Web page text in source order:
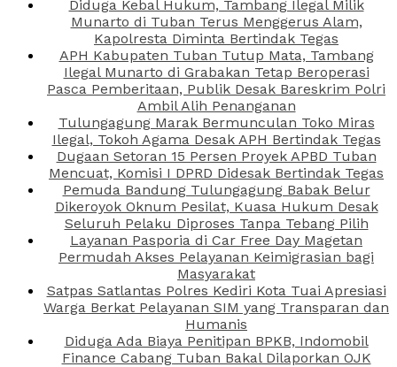
Diduga Kebal Hukum, Tambang Ilegal Milik
Munarto di Tuban Terus Menggerus Alam,
Kapolresta Diminta Bertindak Tegas
APH Kabupaten Tuban Tutup Mata, Tambang
Ilegal Munarto di Grabakan Tetap Beroperasi
Pasca Pemberitaan, Publik Desak Bareskrim Polri
Ambil Alih Penanganan
Tulungagung Marak Bermunculan Toko Miras
Ilegal, Tokoh Agama Desak APH Bertindak Tegas
Dugaan Setoran 15 Persen Proyek APBD Tuban
Mencuat, Komisi I DPRD Didesak Bertindak Tegas
Pemuda Bandung Tulungagung Babak Belur
Dikeroyok Oknum Pesilat, Kuasa Hukum Desak
Seluruh Pelaku Diproses Tanpa Tebang Pilih
Layanan Pasporia di Car Free Day Magetan
Permudah Akses Pelayanan Keimigrasian bagi
Masyarakat
Satpas Satlantas Polres Kediri Kota Tuai Apresiasi
Warga Berkat Pelayanan SIM yang Transparan dan
Humanis
Diduga Ada Biaya Penitipan BPKB, Indomobil
Finance Cabang Tuban Bakal Dilaporkan OJK